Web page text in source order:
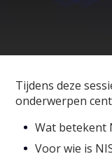
Tijdens deze
onderwerpen
Wat betekent
Voor wie is